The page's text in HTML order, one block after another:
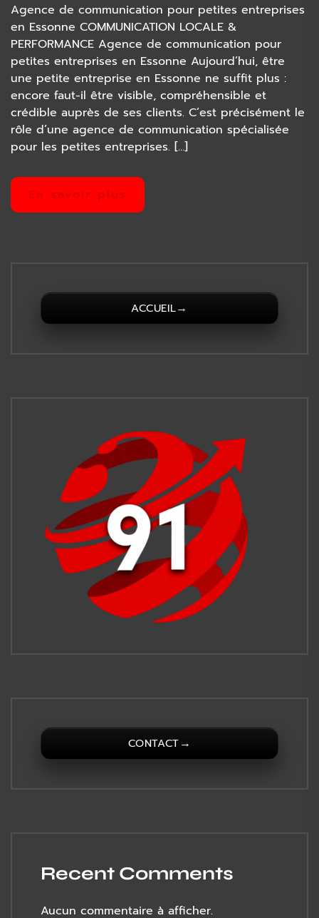
Agence de communication pour petites entreprises
en Essonne COMMUNICATION LOCALE &
PERFORMANCE Agence de communication pour
petites entreprises en Essonne Aujourd’hui, être
une petite entreprise en Essonne ne suffit plus :
encore faut-il être visible, compréhensible et
crédible auprès de ses clients. C’est précisément le
rôle d’une agence de communication spécialisée
pour les petites entreprises. […]
En savoir plus
ACCUEIL→
CONTACT→
Recent Comments
Aucun commentaire à afficher.